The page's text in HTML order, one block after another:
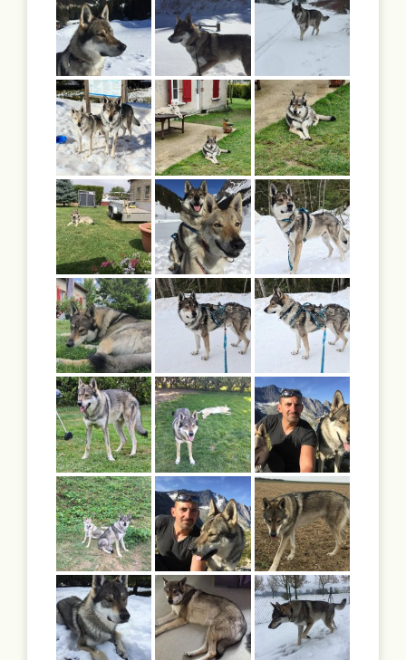
Portées archivées
Infos pratiques
Activités
Rechercher: